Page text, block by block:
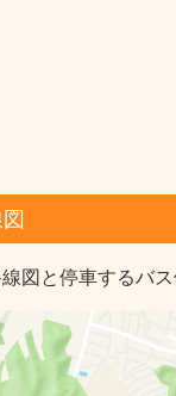
線図と停車するバ